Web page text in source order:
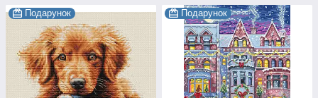
Подарунок Подарунок